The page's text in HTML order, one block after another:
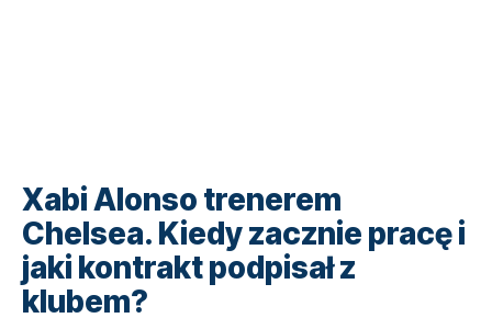
Xabi Alonso trenerem
Chelsea. Kiedy zacznie pracę i
jaki kontrakt podpisał z
klubem?